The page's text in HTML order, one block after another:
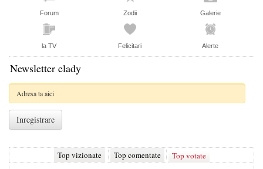
Forum Zodii Galerie
la TV Felicitari Alerte
Newsletter elady
Top vizionate Top comentate Top votate